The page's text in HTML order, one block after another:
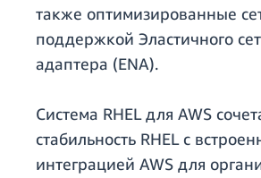
также оптимизированные
поддержкой Эластичного
адаптера (ENA).
Система RHEL для AWS
стабильность RHEL с
интеграцией AWS для